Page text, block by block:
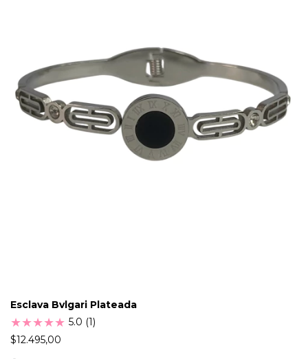
Esclava Bvlgari Plateada
★★★★★ 5.0 (1)
$12.495,00